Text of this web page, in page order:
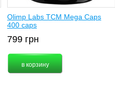
Olimp Labs TCM Mega Caps
400 caps
799 грн